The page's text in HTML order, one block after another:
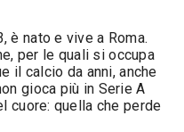
è nato e vive a Roma.
per le quali si occupa
il calcio da anni, anche
gioca più in Serie A
cuore: quella che perde